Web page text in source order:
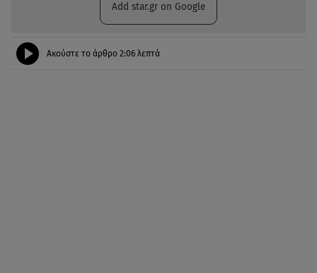
Add star.gr on Google
Ακούστε το άρθρο 2:06 λεπτά